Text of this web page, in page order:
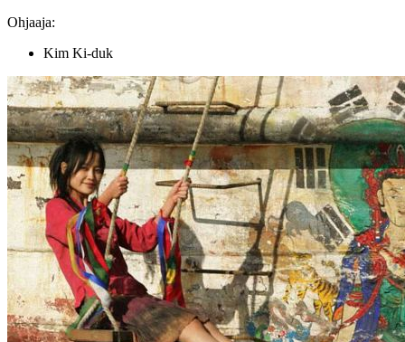
Ohjaaja:
Kim Ki-duk